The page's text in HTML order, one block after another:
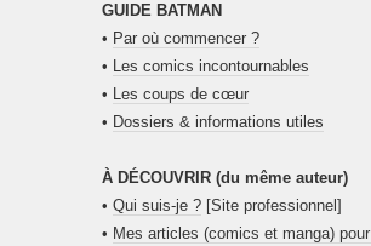
GUIDE BATMAN
• Par où commencer ?
• Les comics incontournables
• Les coups de cœur
• Dossiers & informations utiles
À DÉCOUVRIR (du même auteur)
• Qui suis-je ? [Site professionnel]
• Mes articles (comics et manga) pour